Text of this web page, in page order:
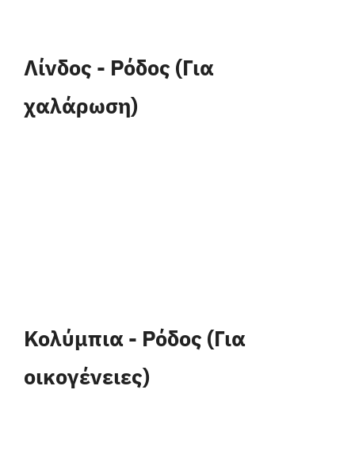
Λίνδος - Ρόδος (Για
χαλάρωση)
Κολύμπια - Ρόδος (Για
οικογένειες)